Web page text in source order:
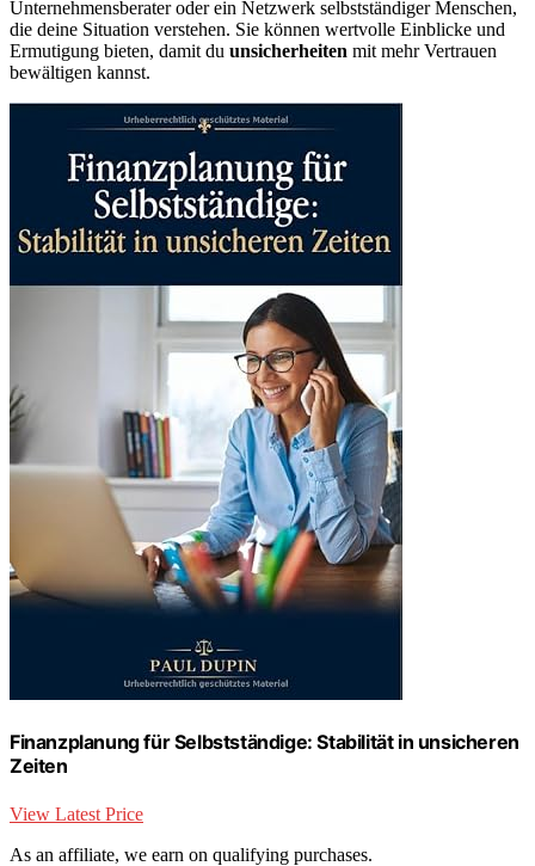
Unternehmensberater oder ein Netzwerk selbstständiger Menschen,
die deine Situation verstehen. Sie können wertvolle Einblicke und
Ermutigung bieten, damit du unsicherheiten mit mehr Vertrauen
bewältigen kannst.
Finanzplanung für Selbstständige: Stabilität in unsicheren
Zeiten
View Latest Price
As an affiliate, we earn on qualifying purchases.